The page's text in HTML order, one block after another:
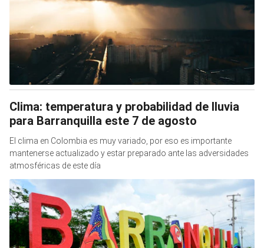
Clima: temperatura y probabilidad de lluvia
para Barranquilla este 7 de agosto
El clima en Colombia es muy variado, por eso es importante
mantenerse actualizado y estar preparado ante las adversidades
atmosféricas de este día